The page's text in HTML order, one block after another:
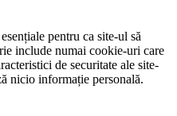
pentru ca site-ul să
include numai cookie-uri care
de securitate ale site-
nicio informație personală.